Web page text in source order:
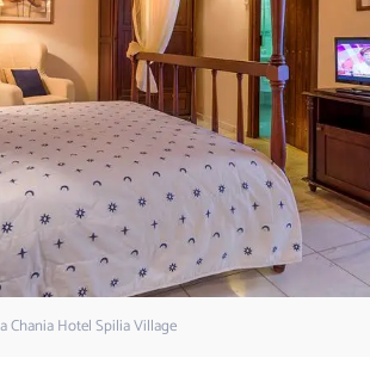
Chania Hotel Spilia Village